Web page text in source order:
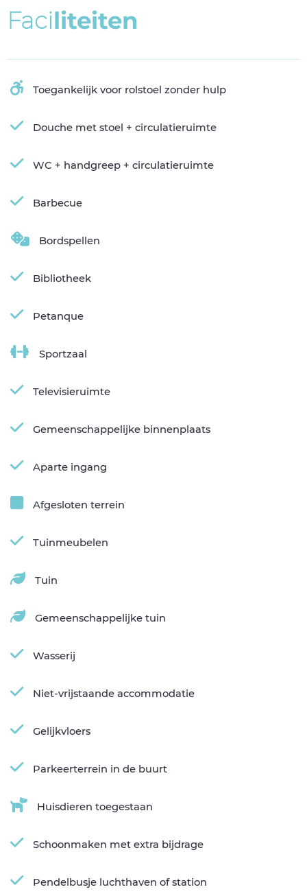
Faciliteiten
Toegankelijk voor rolstoel zonder hulp
Douche met stoel + circulatieruimte
WC + handgreep + circulatieruimte
Barbecue
Bordspellen
Bibliotheek
Petanque
Sportzaal
Televisieruimte
Gemeenschappelijke binnenplaats
Aparte ingang
Afgesloten terrein
Tuinmeubelen
Tuin
Gemeenschappelijke tuin
Wasserij
Niet-vrijstaande accommodatie
Gelijkvloers
Parkeerterrein in de buurt
Huisdieren toegestaan
Schoonmaken met extra bijdrage
Pendelbusje luchthaven of station